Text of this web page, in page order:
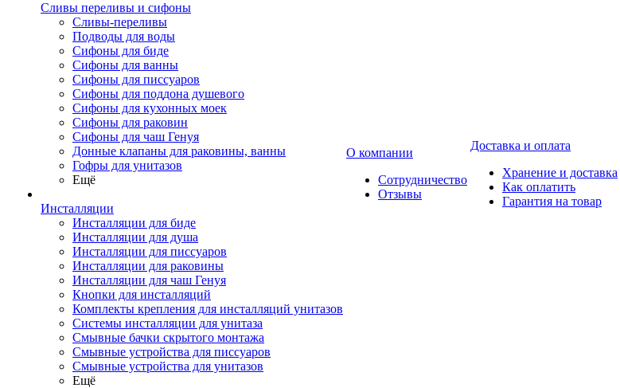
Сливы переливы и сифоны
Сливы-переливы
Подводы для воды
Сифоны для биде
Сифоны для ванны
Сифоны для писсуаров
Сифоны для поддона душевого
Сифоны для кухонных моек
Сифоны для раковин
Сифоны для чаш Генуя
Донные клапаны для раковины, ванны
Гофры для унитазов
Ещё
Инсталляции
Инсталляции для биде
Инсталляции для душа
Инсталляции для писсуаров
Инсталляции для раковины
Инсталляции для чаш Генуя
Кнопки для инсталляций
Комплекты крепления для инсталляций унитазов
Системы инсталляции для унитаза
Смывные бачки скрытого монтажа
Смывные устройства для писсуаров
Смывные устройства для унитазов
Ещё
О компании
Сотрудничество
Отзывы
Доставка и оплата
Хранение и доставка
Как оплатить
Гарантия на товар